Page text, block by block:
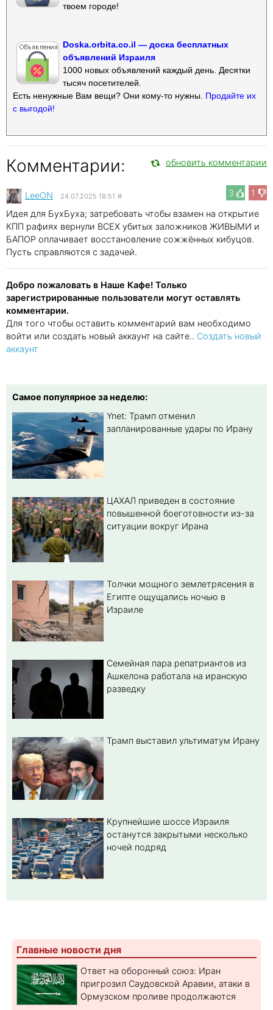
твоем городе!
Doska.orbita.co.il — доска бесплатных
объявлений Израиля
1000 новых объявлений каждый день. Десятки
тысяч посетителей.
Есть ненужные Вам вещи? Они кому-то нужны. Продайте их
с выгодой!
Комментарии: обновить комментарии
3 1
LeeON 24.07.2025 18:51 #
Идея для БухБуха; затребовать чтобы взамен на открытие
КПП рафиях вернули ВСЕХ убитых заложников ЖИВЫМИ и
БАПОР оплачивает восстановление сожжённых кибуцов.
Пусть справляются с задачей.
Добро пожаловать в Наше Кафе! Только
зарегистрированные пользователи могут оставлять
комментарии.
Для того чтобы оставить комментарий вам необходимо
войти или создать новый аккаунт на сайте.. Создать новый
аккаунт
Самое популярное за неделю:
Ynet: Трамп отменил
запланированные удары по Ирану
ЦАХАЛ приведен в состояние
повышенной боеготовности из-за
ситуации вокруг Ирана
Толчки мощного землетрясения в
Египте ощущались ночью в
Израиле
Семейная пара репатриантов из
Ашкелона работала на иранскую
разведку
Трамп выставил ультиматум Ирану
Крупнейшие шоссе Израиля
останутся закрытыми несколько
ночей подряд
Главные новости дня
Ответ на оборонный союз: Иран
пригрозил Саудовской Аравии, атаки в
Ормузском проливе продолжаются